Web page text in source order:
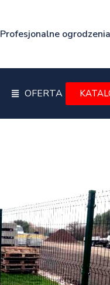
Profesjonalne
OFERTA